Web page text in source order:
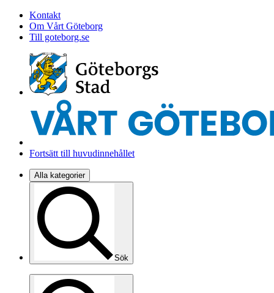
Kontakt
Om Vårt Göteborg
Till goteborg.se
Fortsätt till huvudinnehållet
Alla kategorier
Sök